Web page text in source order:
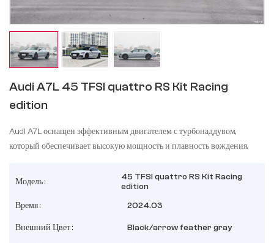
Audi A7L 45 TFSI quattro RS Kit Racing
edition
Audi A7L оснащен эффективным двигателем с турбонаддувом,
который обеспечивает высокую мощность и плавность вождения.
Модель :
45 TFSI quattro RS Kit Racing
edition
Время :
2024.03
Внешний Цвет : Black/arrow feather gray